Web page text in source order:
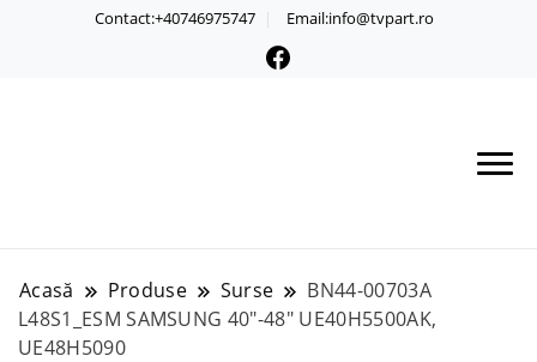
Contact:+40746975747 Email:info@tvpart.ro
Acasă Produse Surse
BN44-00703A
L48S1_ESM SAMSUNG 40″-48″ UE40H5500AK,
UE48H5090